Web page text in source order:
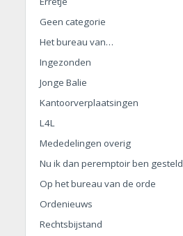
Geen categorie
Het bureau van…
Ingezonden
Jonge Balie
Kantoorverplaatsingen
L4L
Mededelingen overig
Nu ik dan peremptoir ben gesteld
Op het bureau van de orde
Ordenieuws
Rechtsbijstand